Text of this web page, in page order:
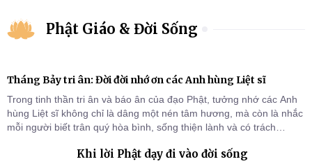
Phật Giáo & Đời Sống
Tháng Bảy tri ân: Đời đời nhớ ơn các Anh hùng Liệt sĩ
Trong tinh thần tri ân và báo ân của đạo Phật, tưởng nhớ các Anh
hùng Liệt sĩ không chỉ là dâng một nén tâm hương, mà còn là nhắc
mỗi người biết trân quý hòa bình, sống thiện lành và có trách
Khi lời Phật dạy đi vào đời sống